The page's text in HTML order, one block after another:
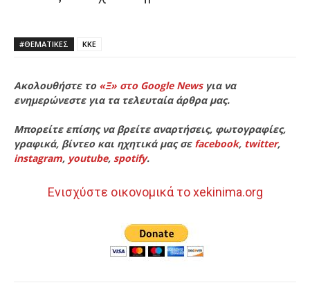
#ΘΕΜΑΤΙΚΈΣ ΚΚΕ
Ακολουθήστε το «Ξ» στο Google Newsγια να
ενημερώνεστε για τα τελευταία άρθρα μας.
Μπορείτε επίσης να βρείτε αναρτήσεις, φωτογραφίες,
γραφικά, βίντεο και ηχητικά μας σε facebook, twitter,
instagram, youtube, spotify.
Ενισχύστε οικονομικά το xekinima.org